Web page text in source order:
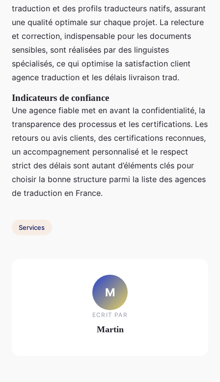
traduction et des profils traducteurs natifs, assurant
une qualité optimale sur chaque projet. La relecture
et correction, indispensable pour les documents
sensibles, sont réalisées par des linguistes
spécialisés, ce qui optimise la satisfaction client
agence traduction et les délais livraison trad.
Indicateurs de confiance
Une agence fiable met en avant la confidentialité, la
transparence des processus et les certifications. Les
retours ou avis clients, des certifications reconnues,
un accompagnement personnalisé et le respect
strict des délais sont autant d’éléments clés pour
choisir la bonne structure parmi la liste des agences
de traduction en France.
Services
M
ECRIT PAR
Martin